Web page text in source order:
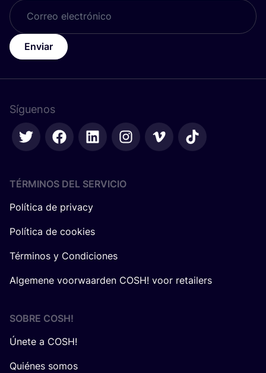
Enviar
Síguenos
TÉRMINOS DEL SERVICIO
Política de privacy
Política de cookies
Términos y Condiciones
Algemene voorwaarden COSH! voor retailers
SOBRE COSH!
Únete a COSH!
Quiénes somos